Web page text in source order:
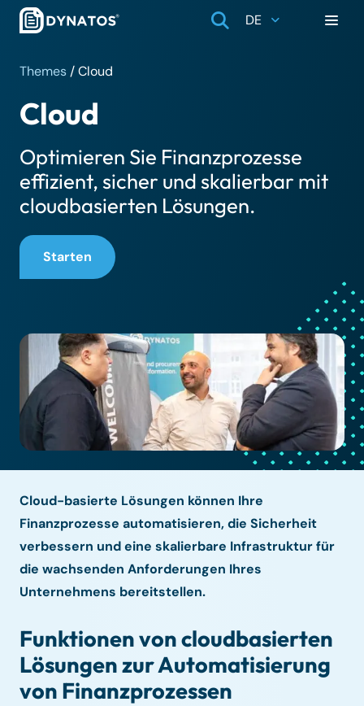
DE
Themes /Cloud
Cloud
Optimieren Sie Finanzprozesse
effizient, sicher und skalierbar mit
cloudbasierten Lösungen.
Starten
Cloud-basierte Lösungen können Ihre
Finanzprozesse automatisieren, die Sicherheit
verbessern und eine skalierbare Infrastruktur für
die wachsenden Anforderungen Ihres
Unternehmens bereitstellen.
Funktionen von cloudbasierten
Lösungen zur Automatisierung
von Finanzprozessen